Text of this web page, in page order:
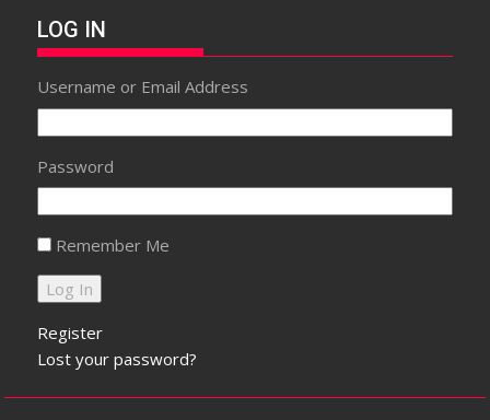
LOG IN
Username or Email Address
Password
Remember Me
Register
Lost your password?